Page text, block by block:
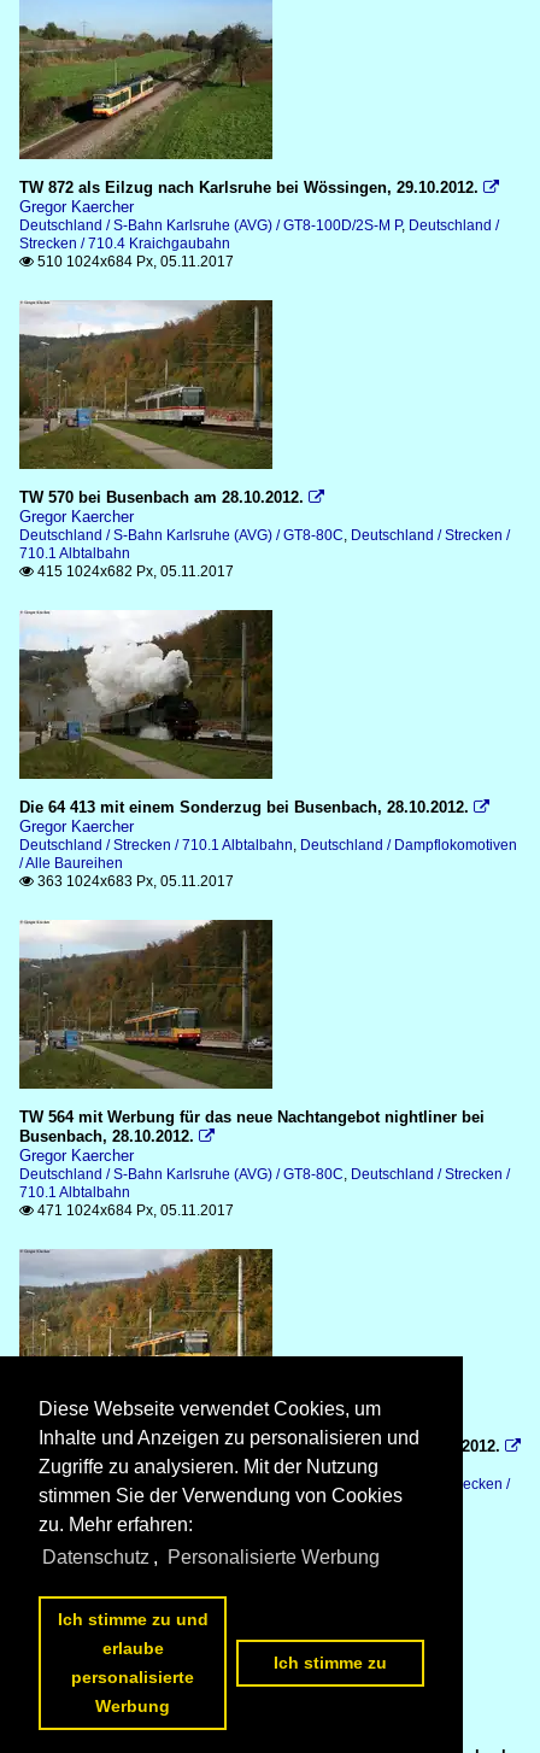
TW 872 als Eilzug nach Karlsruhe bei Wössingen, 29.10.2012. 
Gregor Kaercher
Deutschland / S-Bahn Karlsruhe (AVG) / GT8-100D/2S-M P, Deutschland /
Strecken / 710.4 Kraichgaubahn
 510 1024x684 Px, 05.11.2017
TW 570 bei Busenbach am 28.10.2012. 
Gregor Kaercher
Deutschland / S-Bahn Karlsruhe (AVG) / GT8-80C, Deutschland / Strecken /
710.1 Albtalbahn
 415 1024x682 Px, 05.11.2017
Die 64 413 mit einem Sonderzug bei Busenbach, 28.10.2012. 
Gregor Kaercher
Deutschland / Strecken / 710.1 Albtalbahn, Deutschland / Dampflokomotiven
/ Alle Baureihen
 363 1024x683 Px, 05.11.2017
TW 564 mit Werbung für das neue Nachtangebot nightliner bei
Busenbach, 28.10.2012. 
Gregor Kaercher
Deutschland / S-Bahn Karlsruhe (AVG) / GT8-80C, Deutschland / Strecken /
710.1 Albtalbahn
 471 1024x684 Px, 05.11.2017
TW 585 mit Werbung zum Vogelbräu bei Busenbach, 28.10.2012. 
Gregor Kaercher
Deutschland / S-Bahn Karlsruhe (AVG) / GT8-80C
Deutschland / Strecken /
710.1 Albtalbahn
374 1024x683 Px, 05.11.2017
Diese Webseite verwendet Cookies, um
Inhalte und Anzeigen zu personalisieren und
Zugriffe zu analysieren. Mit der Nutzung
stimmen Sie der Verwendung von Cookies
zu. Mehr erfahren:
Datenschutz , Personalisierte Werbung
Ich stimme zu und
erlaube
personalisierte
Werbung
Ich stimme zu